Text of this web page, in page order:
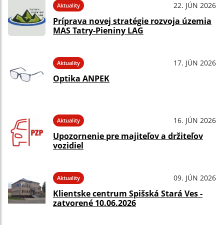
Aktuality 22. JÚN 2026
Príprava novej stratégie rozvoja územia
MAS Tatry-Pieniny LAG
Aktuality 17. JÚN 2026
Optika ANPEK
Aktuality 16. JÚN 2026
Upozornenie pre majiteľov a držiteľov
vozidiel
Aktuality 09. JÚN 2026
Klientske centrum Spišská Stará Ves -
zatvorené 10.06.2026